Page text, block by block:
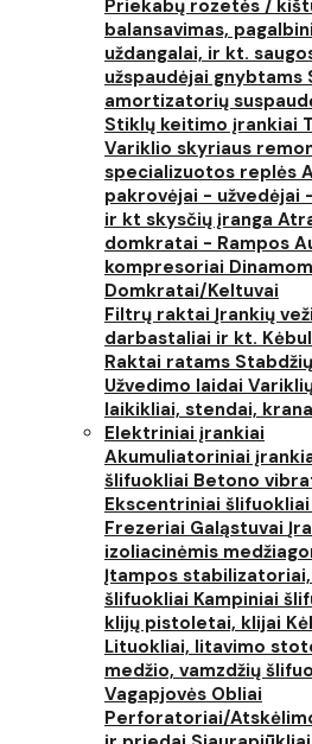
Priekabų rozetės /
balansavimas,
uždangalai, ir kt.
užspaudėjai gnybtams
amortizatorių
Stiklų keitimo įrankiai
Variklio skyriaus
specializuotos replės
pakrovėjai - užvedėjai
ir kt skysčių įranga
domkratai - Rampos
kompresoriai
Domkratai/Keltuvai
Filtrų raktai Įrankių
darbastaliai ir kt.
Raktai ratams
Užvedimo laidai
laikikliai, stendai,
Elektriniai įrankiai
Akumuliatoriniai
šlifuokliai Betono
Ekscentriniai šlifuokliai
Frezeriai Galąstuvai
izoliacinėmis
Įtampos stabilizatoriai,
šlifuokliai Kampiniai
klijų pistoletai, klijai
Lituokliai, litavimo
medžio, vamzdžių
Vagapjovės Obliai
Perforatoriai/